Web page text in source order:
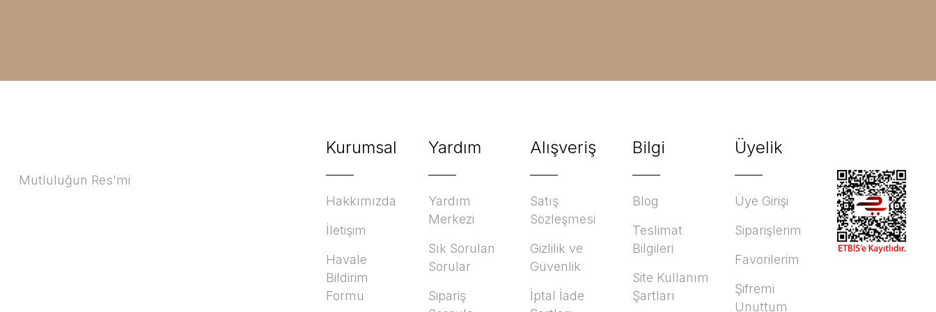
Mutluluğun Res'mi
Kurumsal
Hakkımızda
İletişim
Havale
Bildirim
Formu
Yardım
Yardım
Merkezi
Sık Sorulan
Sorular
Sipariş
Alışveriş
Satış
Sözleşmesi
Gizlilik ve
Güvenlik
İptal İade
Bilgi
Blog
Teslimat
Bilgileri
Site Kullanım
Şartları
Üyelik
Üye Girişi
Siparişlerim
Favorilerim
Şifremi
Unuttum